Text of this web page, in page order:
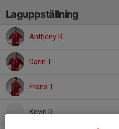
Laguppställning
Anthony R.
Darin T.
Frans T.
Kevin R.